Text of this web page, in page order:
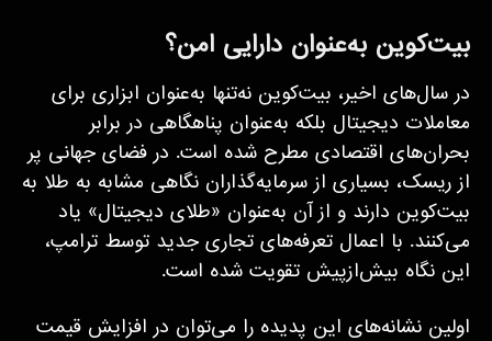
بیت‌کوین به‌عنوان دارایی امن؟
در سال‌های اخیر، بیت‌کوین نه‌تنها به‌عنوان ابزاری برای
معاملات دیجیتال بلکه به‌عنوان پناهگاهی در برابر
بحران‌های اقتصادی مطرح شده است. در فضای جهانی پر
از ریسک، بسیاری از سرمایه‌گذاران نگاهی مشابه به طلا به
بیت‌کوین دارند و از آن به‌عنوان «طلای دیجیتال» یاد
می‌کنند. با اعمال تعرفه‌های تجاری جدید توسط ترامپ،
این نگاه بیش‌ازپیش تقویت شده است.
اولین نشانه‌های این پدیده را می‌توان در افزایش قیمت